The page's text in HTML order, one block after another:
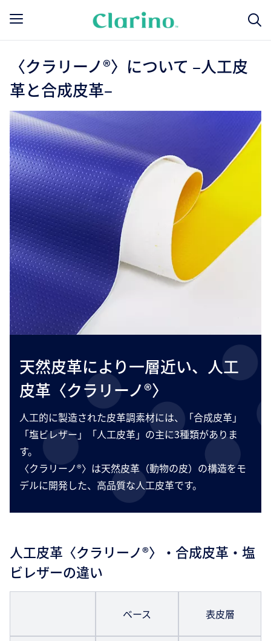
〈クラリーノ®〉について –人工皮
革と合成皮革–
天然皮革により一層近い、人工
皮革〈クラリーノ®〉
人工的に製造された皮革調素材には、「合成皮革」
「塩ビレザー」「人工皮革」の主に3種類がありま
す。
〈クラリーノ®〉は天然皮革（動物の皮）の構造をモ
デルに開発した、高品質な人工皮革です。
人工皮革〈クラリーノ®〉・合成皮革・塩
ビレザーの違い
ベース 表皮層